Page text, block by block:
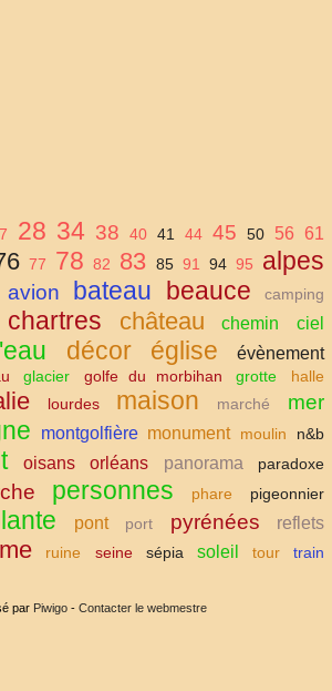
28 34 38 40 41 44 45 50 56 61
77 78 82 83 85 91 94 95
alpes
avion bateau beauce
camping
chartres château chemin ciel
décor église évènement
glacier golfe du morbihan grotte
halle
lourdes maison marché mer
montgolfière monument moulin n&b
oisans orléans panorama paradoxe
personnes phare pigeonnier
pont port pyrénées reflets
ruine seine sépia soleil tour
train
par Piwigo - Contacter le webmestre